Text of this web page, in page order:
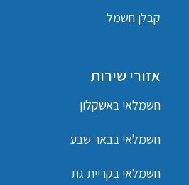
קבלן חשמל
אזורי שירות
חשמלאי באשקלון
חשמלאי בבאר שבע
חשמלאי בקריית גת